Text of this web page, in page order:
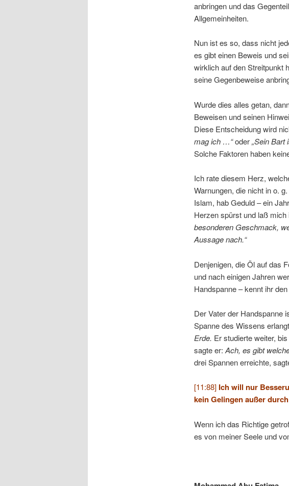
anbringen und das
Allgemeinheiten.
Nun ist es so, dass nicht
es gibt einen Beweis und
wirklich auf den Streitpunkt
seine Gegenbeweise
Wurde dies alles getan,
Beweisen und seinen
Diese Entscheidung wird
mag ich …“oder„Sein
Solche Faktoren haben
Ich rate diesem Herz,
Warnungen, die nicht in o.
Islam, hab Geduld – ein
Herzen spürst und laß
besonderen Geschmack,
Aussage nach.“
Denjenigen, die Öl auf das
und nach einigen Jahren
Handspanne – kennt ihr
Der Vater der Handspanne
Spanne des Wissens
Erde. Er studierte weiter,
sagte er: Ach, es gibt
drei Spannen erreichte,
[11:88] Ich will nur
kein Gelingen außer
Wenn ich das Richtige
es von meiner Seele und